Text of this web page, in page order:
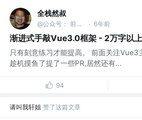
全栈然叔
@公众号： 前端大班车 · 6年前
渐进式手敲Vue3.0框架 - 2万字以
只有刻意练习才能提高。 前面关注Vue3
趁机摸鱼了提了一些PR,居然还有...
94
请叫我轩姐 赞了这篇文章